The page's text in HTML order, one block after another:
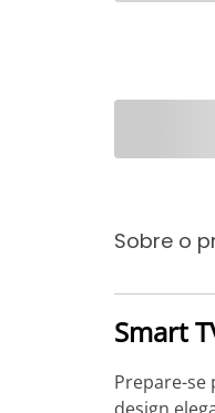
Sobre o
Smart
Prepare-se